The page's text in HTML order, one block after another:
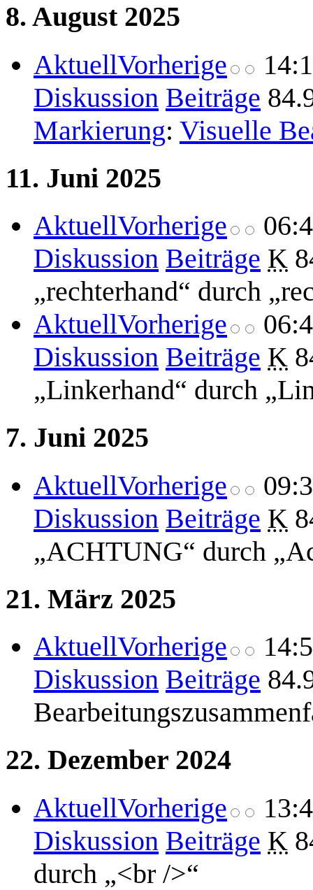
8. August 2025
AktuellVorherige
Diskussion Beiträge
Markierung: Visuelle
11. Juni 2025
AktuellVorherige
Diskussion Beiträge K
„rechterhand“ durch
AktuellVorherige
Diskussion Beiträge K
„Linkerhand“ durch
7. Juni 2025
AktuellVorherige
Diskussion Beiträge K
„ACHTUNG“ durch
21. März 2025
AktuellVorherige
Diskussion Beiträge
22. Dezember 2024
AktuellVorherige
Diskussion Beiträge K
durch „<br />“